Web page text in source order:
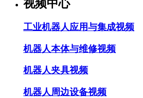
视频中心
工业机器人应用与集成视频
机器人本体与维修视频
机器人夹具视频
机器人周边设备视频